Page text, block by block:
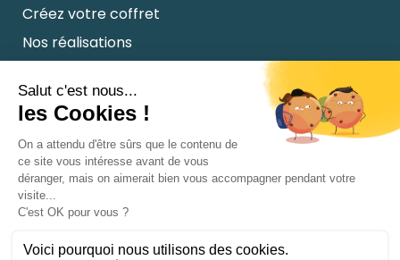
Créez votre coffret
Nos réalisations
Notre mission
Le blog
FAQ